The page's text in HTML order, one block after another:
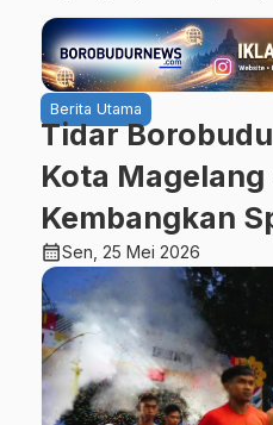
Berita Utama
Tidar
Kota Magelang
Kembangkan
calendar_monthSen, 25 Mei 2026